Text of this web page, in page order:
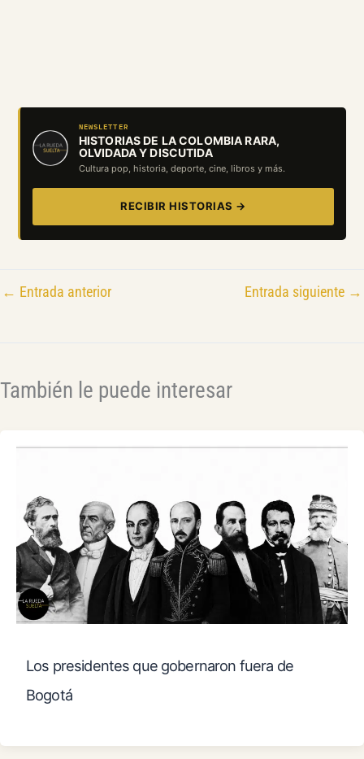
NEWSLETTER
HISTORIAS DE LA COLOMBIA RARA,
OLVIDADA Y DISCUTIDA
Cultura pop, historia, deporte, cine, libros y más.
RECIBIR HISTORIAS →
← Entrada anterior Entrada siguiente →
También le puede interesar
Los presidentes que gobernaron fuera de
Bogotá